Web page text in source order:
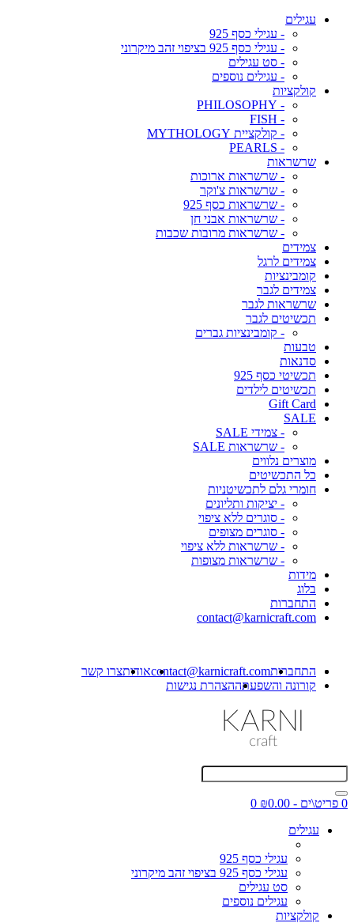
עגילים
- עגילי כסף 925
- עגילי כסף 925 בציפוי זהב מיקרוני
- סט עגילים
- עגילים נוספים
קולקציות
- PHILOSOPHY
- FISH
- קולקציית MYTHOLOGY
- PEARLS
שרשראות
- שרשראות ארוכות
- שרשראות צ'וקר
- שרשראות כסף 925
- שרשראות אבני חן
- שרשראות מרובות שכבות
צמידים
צמידים לרגל
קומבינציות
צמידים לגבר
שרשראות לגבר
תכשיטים לגבר
- קומבינציות גברים
טבעות
סדנאות
תכשיטי כסף 925
תכשיטים לילדים
Gift Card
SALE
- צמידי SALE
- שרשראות SALE
מוצרים נלווים
כל התכשיטים
חומרי גלם לתכשיטניות
- יציקות ותליונים
- סוגרים ללא ציפוי
- סוגרים מצופים
- שרשראות ללא ציפוי
- שרשראות מצופות
מידות
בלוג
התחברות
contact@karnicraft.com
התחברותcontact@karnicraft.comאודותצרו קשר
קורונה והשפעתההצהרת נגישות
0 פריט\ים - ₪0.00
0
עגילים
עגילי כסף 925
עגילי כסף 925 בציפוי זהב מיקרוני
סט עגילים
עגילים נוספים
קולקציות